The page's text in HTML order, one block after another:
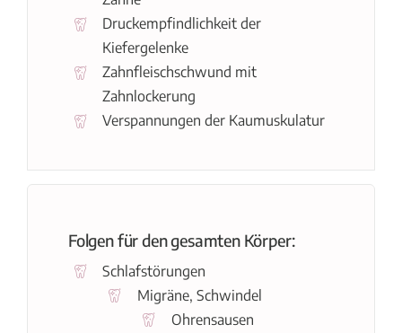
Druckempfindlichkeit der
Kiefergelenke
Zahnfleischschwund mit
Zahnlockerung
Verspannungen der Kaumuskulatur
Folgen für den gesamten Körper:
Schlafstörungen
Migräne, Schwindel
Ohrensausen